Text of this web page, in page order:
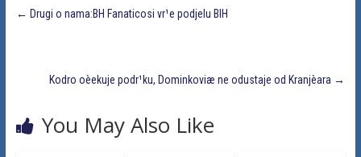
← Drugi o nama:BH Fanaticosi vr¹e podjelu BIH
Kodro oèekuje podr¹ku, Dominkoviæ ne odustaje od Kranjèara →
You May Also Like